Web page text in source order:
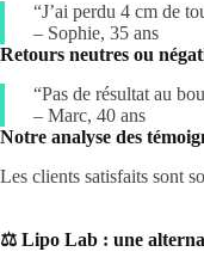
“J’ai perdu 4 cm de
– Sophie, 35 ans
Retours neutres ou
“Pas de résultat au
– Marc, 40 ans
Notre analyse des
Les clients satisfaits sont
⚖️ Lipo Lab : une